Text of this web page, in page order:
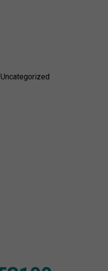
Uncategorized